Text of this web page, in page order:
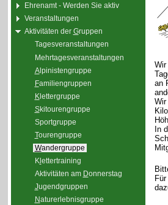
Ehrenamt - Werden Sie aktiv
Veranstaltungen
Aktivitäten der Gruppen
Tagesveranstaltungen
Mehrtagesveranstaltungen
Alpinistengruppe
Familiengruppen
Klettergruppe
Skitourengruppe
Sportgruppe
Tourengruppe
Wandergruppe
Kl ettertraining
Aktivitäten am Donnerstag
Jugendgruppen
Naturerlebnisgruppe
Wir
an
Wir
In